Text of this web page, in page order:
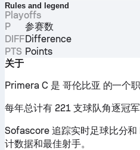
Rules and legend
Playoffs
P
参赛数
DIFFDifference
PTS Points
关于
Primera C 是 哥伦比亚 的一个
每年总计有 221 支球队角逐冠军
Sofascore 追踪实时足球比分
计数据和最佳射手。